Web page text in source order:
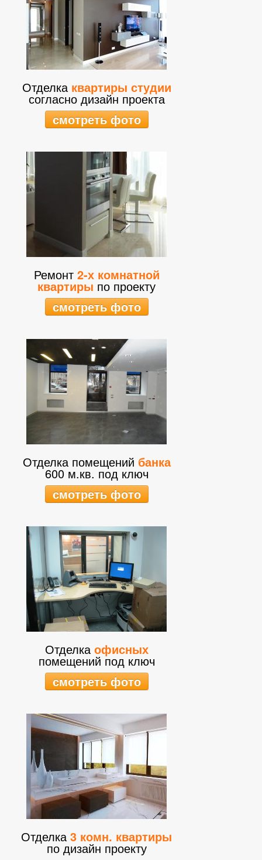
Отделка квартиры студии
согласно дизайн проекта
смотреть фото
Ремонт 2-х комнатной
квартиры по проекту
смотреть фото
Отделка помещений банка
600 м.кв. под ключ
смотреть фото
Отделкаофисных
помещений под ключ
смотреть фото
Отделка3 комн. квартиры
по дизайн проекту